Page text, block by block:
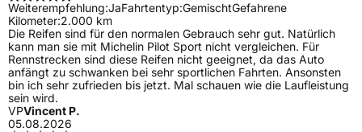
Weiterempfehlung:JaFahrtentyp:GemischtGefahrene
Kilometer:2.000 km
Die Reifen sind für den normalen Gebrauch sehr gut. Natürlich
kann man sie mit Michelin Pilot Sport nicht vergleichen. Für
Rennstrecken sind diese Reifen nicht geeignet, da das Auto
anfängt zu schwanken bei sehr sportlichen Fahrten. Ansonsten
bin ich sehr zufrieden bis jetzt. Mal schauen wie die Laufleistung
sein wird.
VPVincent P.
05.08.2026